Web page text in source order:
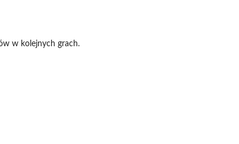
w kolejnych grach.